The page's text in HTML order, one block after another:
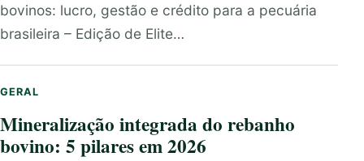
bovinos: lucro, gestão e crédito para a pecuária
brasileira – Edição de Elite…
GERAL
Mineralização integrada do rebanho
bovino: 5 pilares em 2026